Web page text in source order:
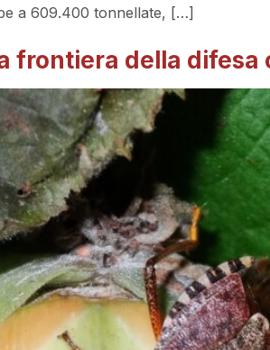
a 609.400 tonnellate, […]
frontiera della difesa